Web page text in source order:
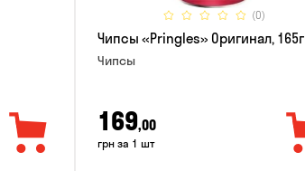
(0)
Чипсы «Pringles» Оригинал, 165г
Чипсы
169,00
грн за 1 шт